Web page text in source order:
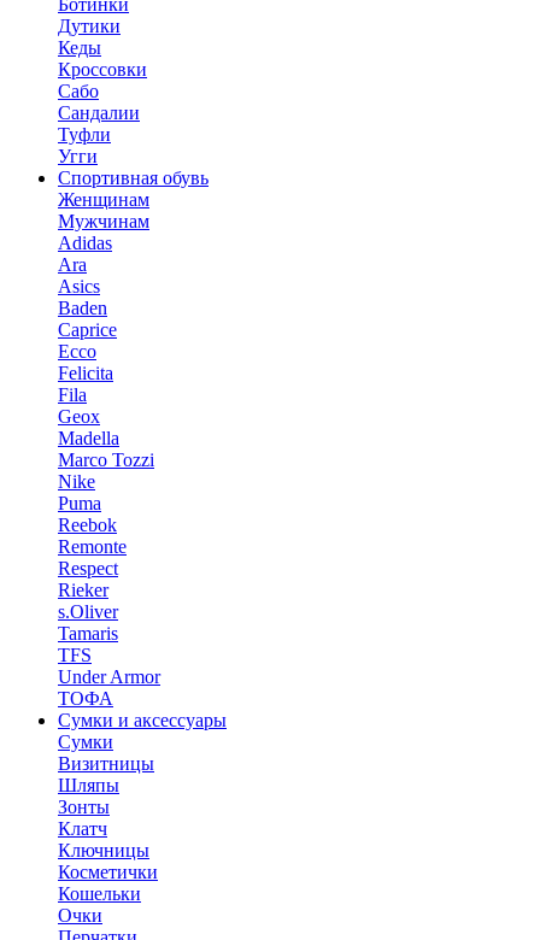
Ботинки
Дутики
Кеды
Кроссовки
Сабо
Сандалии
Туфли
Угги
Спортивная обувь
Женщинам
Мужчинам
Adidas
Ara
Asics
Baden
Caprice
Ecco
Felicita
Fila
Geox
Madella
Marco Tozzi
Nike
Puma
Reebok
Remonte
Respect
Rieker
s.Oliver
Tamaris
TFS
Under Armor
ТОФА
Сумки и аксессуары
Сумки
Визитницы
Шляпы
Зонты
Клатч
Ключницы
Косметички
Кошельки
Очки